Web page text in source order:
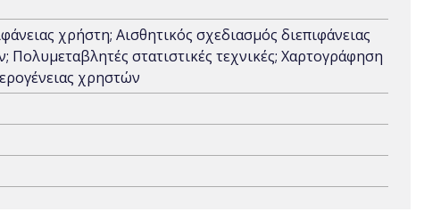
χρήστη; Αισθητικός σχεδιασμός διεπιφάνειας
στατιστικές τεχνικές; Χαρτογράφηση
χρηστών